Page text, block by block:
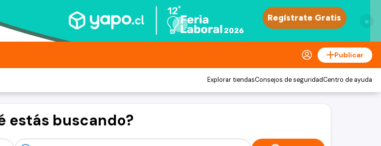
×
Publicar
Explorar tiendasConsejos de seguridadCentro de ayuda
estás buscando?